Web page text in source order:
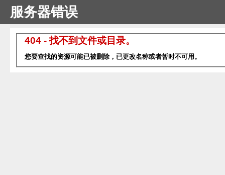
服务器错误
404 - 找不到文件或目录。
您要查找的资源可能已被删除，已更改名称或者暂时不可用。